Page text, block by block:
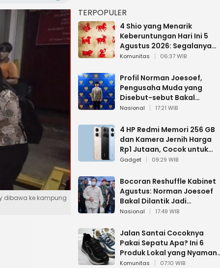
dibawa ke kampung
TERPOPULER
4 Shio yang Menarik
Keberuntungan Hari Ini 5
Agustus 2026: Segalanya
Berjalan Lancar
Komunitas 06:37 WIB
Profil Norman Joesoef,
Pengusaha Muda yang
Disebut-sebut Bakal
Dilantik Jadi Wamenhan RI
Nasional 17:21 WIB
4 HP Redmi Memori 256 GB
dan Kamera Jernih Harga
Rp1 Jutaan, Cocok untuk
Multitasking
Gadget 09:29 WIB
Bocoran Reshuffle Kabinet
Agustus: Norman Joesoef
Bakal Dilantik Jadi
Wamenhan RI
Nasional 17:49 WIB
Jalan Santai Cocoknya
Pakai Sepatu Apa? Ini 6
Produk Lokal yang Nyaman
Buat 17 Agustusan
Komunitas 07:10 WIB